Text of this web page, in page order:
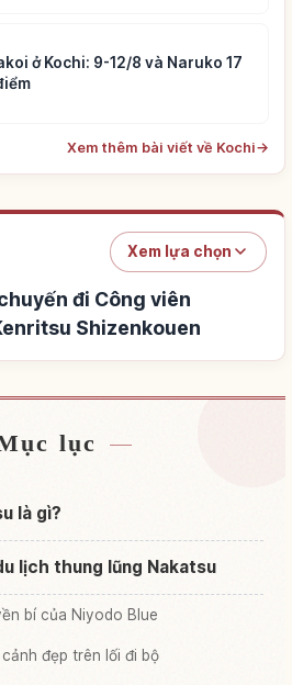
ở Kochi: 9-12/8 và Naruko 17
Xem thêm bài viết về Kochi→
Xem lựa chọn
đi Công viên
Shizenkouen
viên Nakatsu Keikoku
↗
lục
là gì?
lịch thung lũng Nakatsu
bí của Niyodo Blue
đẹp trên lối đi bộ